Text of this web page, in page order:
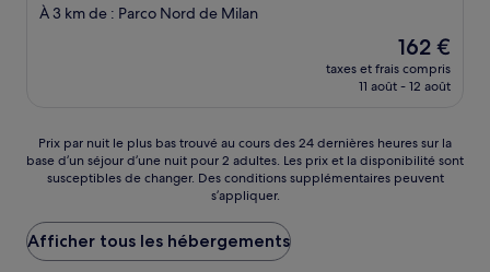
À 3 km de : Parco Nord de Milan
Le
nouveau
prix
162 €
162 €
taxes et frais compris
11 août - 12 août
Prix
par
nuit
plus
bas
trouvé
Prix par nuit le plus bas trouvé au cours des 24 dernières heures sur la
base d’un séjour d’une nuit pour 2 adultes. Les prix et la disponibilité sont
susceptibles de changer. Des conditions supplémentaires peuvent
s’appliquer.
Afficher tous les hébergements